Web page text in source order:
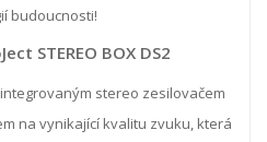
budoucnosti!
STEREO BOX DS2
stereo zesilovačem
na vynikající kvalitu zvuku, která